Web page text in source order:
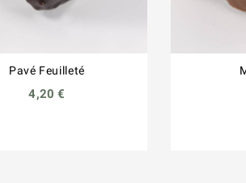
Pavé Feuilleté
4,20 €